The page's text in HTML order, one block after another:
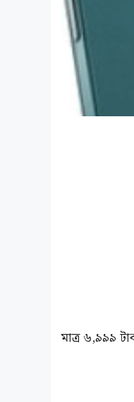
মাত্র ৬,৯৯৯